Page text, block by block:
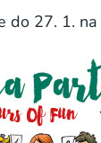
do 27. 1. na